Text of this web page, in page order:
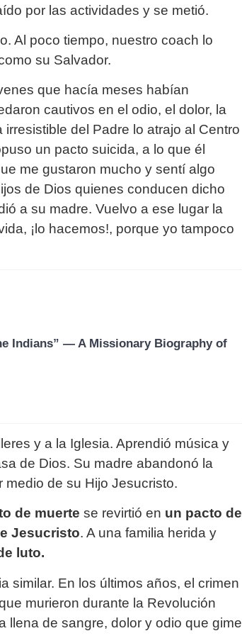
por las actividades y se metió.
Al poco tiempo, nuestro coach lo
su Salvador.
que hacía meses habían
cautivos en el odio, el dolor, la
del Padre lo atrajo al Centro
un pacto suicida, a lo que él
me gustaron mucho y sentí algo
de Dios quienes conducen dicho
a su madre. Vuelvo a ese lugar la
¡lo hacemos!, porque yo tampoco
Indians” — A Missionary Biography of
y a la Iglesia. Aprendió música y
de Dios. Su madre abandonó la
de su Hijo Jesucristo.
de muerte se revirtió en un pacto de
Jesucristo. A una familia herida y
luto.
similar. En los últimos años, el crimen
murieron durante la Revolución
llena de sangre, dolor y odio que gime